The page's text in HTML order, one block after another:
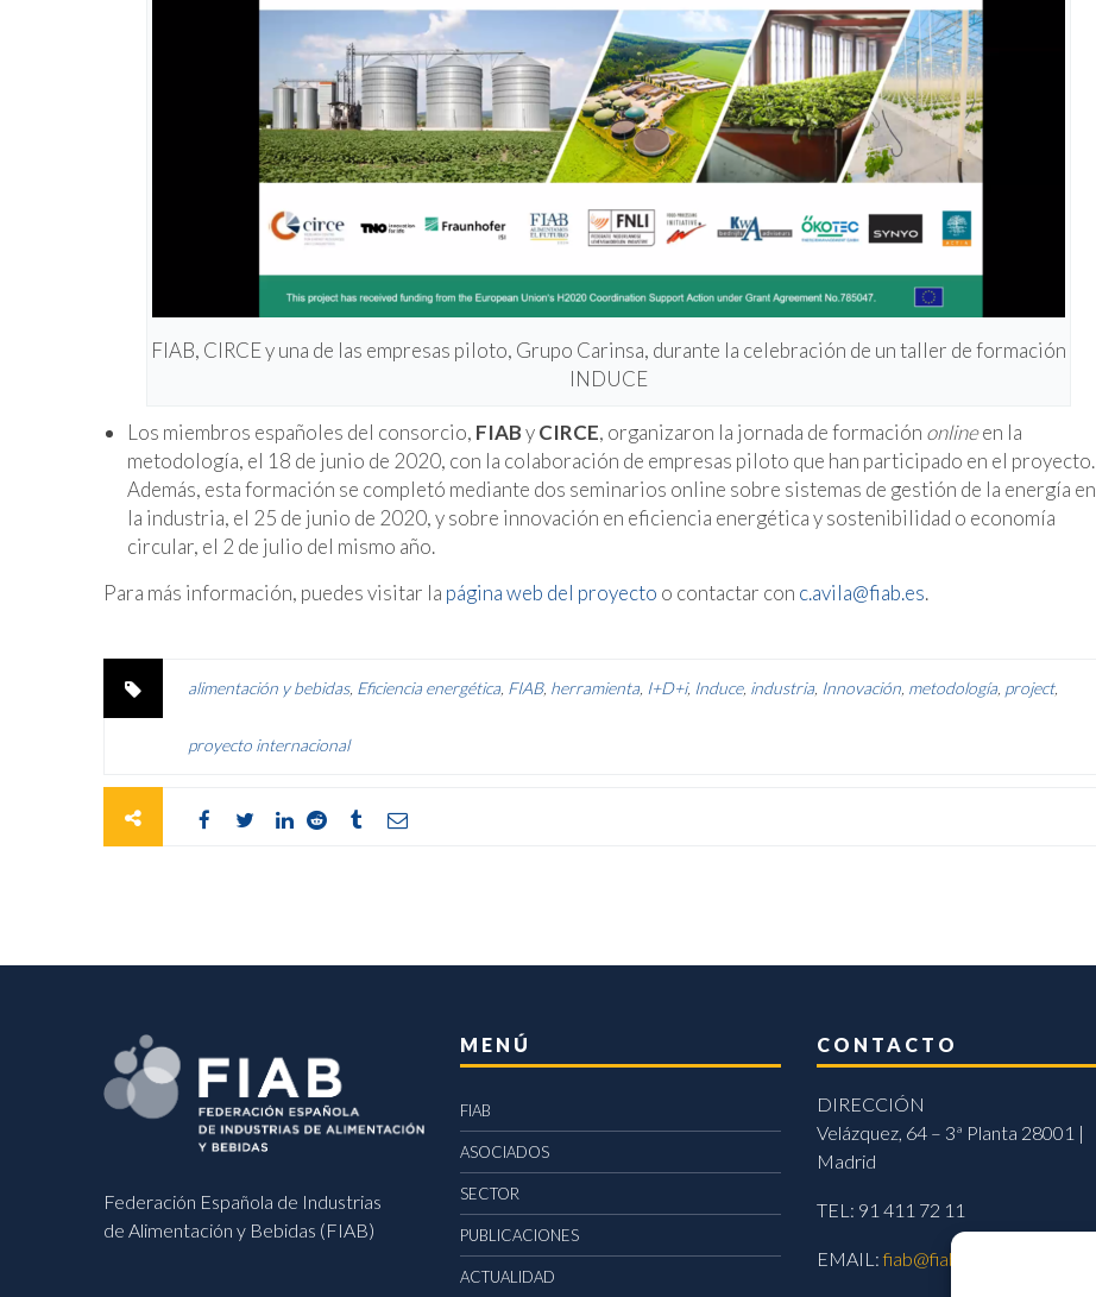
FIAB, CIRCE y una de las empresas piloto, Grupo Carinsa, durante la celebración de un taller de formación
INDUCE
Los miembros españoles del consorcio, FIAByCIRCE, organizaron la jornada de formación onlineen la
metodología, el 18 de junio de 2020, con la colaboración de empresas piloto que han participado en el proyecto.
Además, esta formación se completó mediante dos seminarios online sobre sistemas de gestión de la energía en
la industria, el 25 de junio de 2020, y sobre innovación en eficiencia energética y sostenibilidad o economía
circular, el 2 de julio del mismo año.
Para más información, puedes visitar la página web del proyecto o contactar con c.avila@fiab.es.
alimentación y bebidas, Eficiencia energética FIAB, herramienta I+D+i, Induce, industria Innovación metodología project,
proyecto internacional
Federación Española de Industrias
de Alimentación y Bebidas (FIAB)
MENÚ
FIAB
ASOCIADOS
SECTOR
PUBLICACIONES
ACTUALIDAD
CONTACTO
DIRECCIÓN
Velázquez, 64 – 3ª Planta 28001 |
Madrid
TEL: 91 411 72 11
EMAIL:fiab@fiab.es